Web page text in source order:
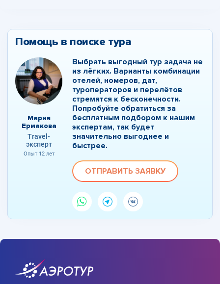
Помощь в поиске тура
Мария
Ермакова
Travel-
эксперт
Опыт 12 лет
Выбрать выгодный тур задача не
из лёгких. Варианты комбинации
отелей, номеров, дат,
туроператоров и перелётов
стремятся к бесконечности.
Попробуйте обратиться за
бесплатным подбором к нашим
экспертам, так будет
значительно выгоднее и
быстрее.
ОТПРАВИТЬ ЗАЯВКУ